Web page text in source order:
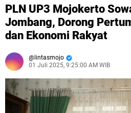
PLN UP3 Mojokerto
Jombang, Dorong
dan Ekonomi Rakyat
lintasmojo
01 Juli 2025, 9:25:00 AM WIB